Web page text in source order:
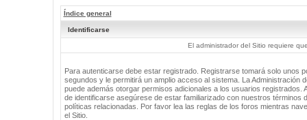
Índice general
Identificarse
El administrador del Sitio requiere
Para autenticarse debe estar registrado. Registrarse tomará solo unos
segundos y le permitirá un amplio acceso al sistema. La Administración
puede además otorgar permisos adicionales a los usuarios registrados.
de identificarse asegúrese de estar familiarizado con nuestros términos
políticas relacionadas. Por favor lea las reglas de los foros mientras
el Sitio.